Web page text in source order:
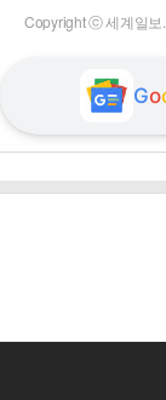
Copyright ⓒ 세계일보
Go